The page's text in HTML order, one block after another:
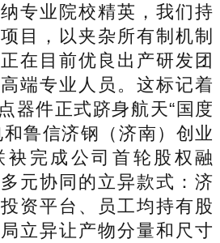
专业院校精英，我们持
目，以夹杂所有制机制
在目前优良出产研发团
端专业人员。这标记着
器件正式跻身航天“国度
和鲁信济钢（济南）创业
袂完成公司首轮股权融
元协同的立异款式：济
资平台、员工均持有股
立异让产物分量和尺寸